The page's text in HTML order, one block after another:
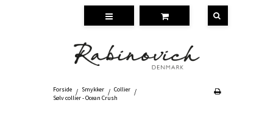
Forside / Smykker / Collier /
Sølv collier - Ocean Crush